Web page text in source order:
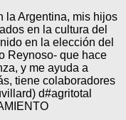
la Argentina, mis hijos
en la cultura del
en la elección del
Reynoso- que hace
y me ayuda a
tiene colaboradores
d#agritotal